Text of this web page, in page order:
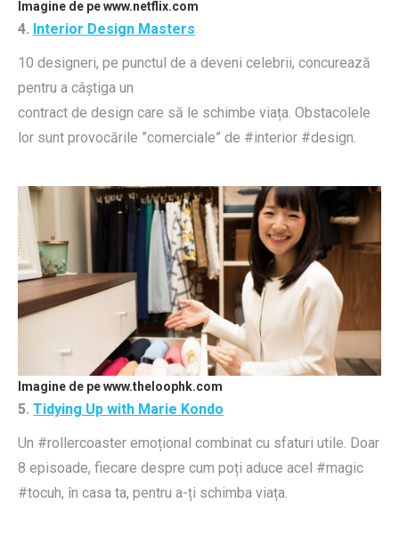
Imagine de pe www.netflix.com
4. Interior Design Masters
10 designeri, pe punctul de a deveni celebrii, concurează
pentru a câștiga un
contract de design care să le schimbe viața. Obstacolele
lor sunt provocările ”comerciale” de #interior #design.
Imagine de pe www.theloophk.com
5. Tidying Up with Marie Kondo
Un #rollercoaster emoțional combinat cu sfaturi utile. Doar
8 episoade, fiecare despre cum poți aduce acel #magic
#tocuh, în casa ta, pentru a-ți schimba viața.